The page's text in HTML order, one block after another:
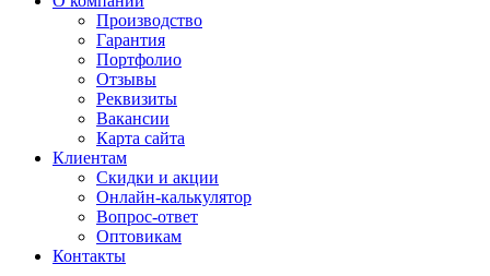
Производство
Гарантия
Портфолио
Отзывы
Реквизиты
Вакансии
Карта сайта
Клиентам
Скидки и акции
Онлайн-калькулятор
Вопрос-ответ
Оптовикам
Контакты